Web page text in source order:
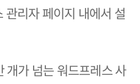
리자 페이지 내에서 설
개가 넘는 워드프레스 사